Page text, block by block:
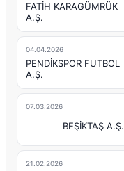
FATİH KARAGÜMRÜK
A.Ş.
04.04.2026
PENDİKSPOR FUTBOL
A.Ş.
07.03.2026
BEŞİKTAŞ A.Ş.
21.02.2026